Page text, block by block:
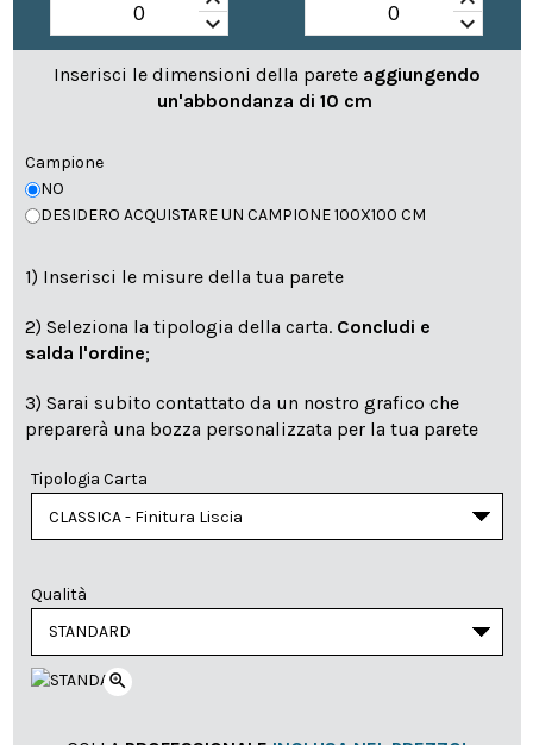
keyboard_arrow_down
keyboard_arrow_down
Inserisci le dimensioni della parete aggiungendo
un'abbondanza di 10 cm
Campione
NO
DESIDERO ACQUISTARE UN CAMPIONE 100X100 CM
1) Inserisci le misure della tua parete
2) Seleziona la tipologia della carta. Concludi e
salda l'ordine;
3) Sarai subito contattato da un nostro grafico che
preparerà una bozza personalizzata per la tua parete
Tipologia Carta
Qualità
zoom_in